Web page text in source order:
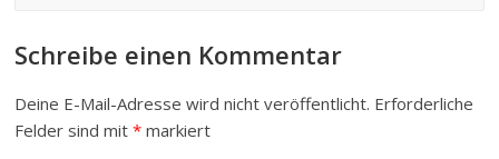
Schreibe einen Kommentar
Deine E-Mail-Adresse wird nicht veröffentlicht. Erforderliche
Felder sind mit* markiert